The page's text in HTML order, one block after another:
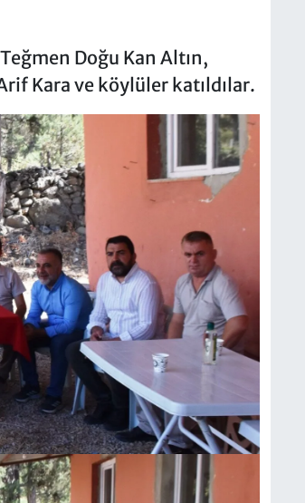
Doğu Kan Altın,
Kara ve köylüler katıldılar.